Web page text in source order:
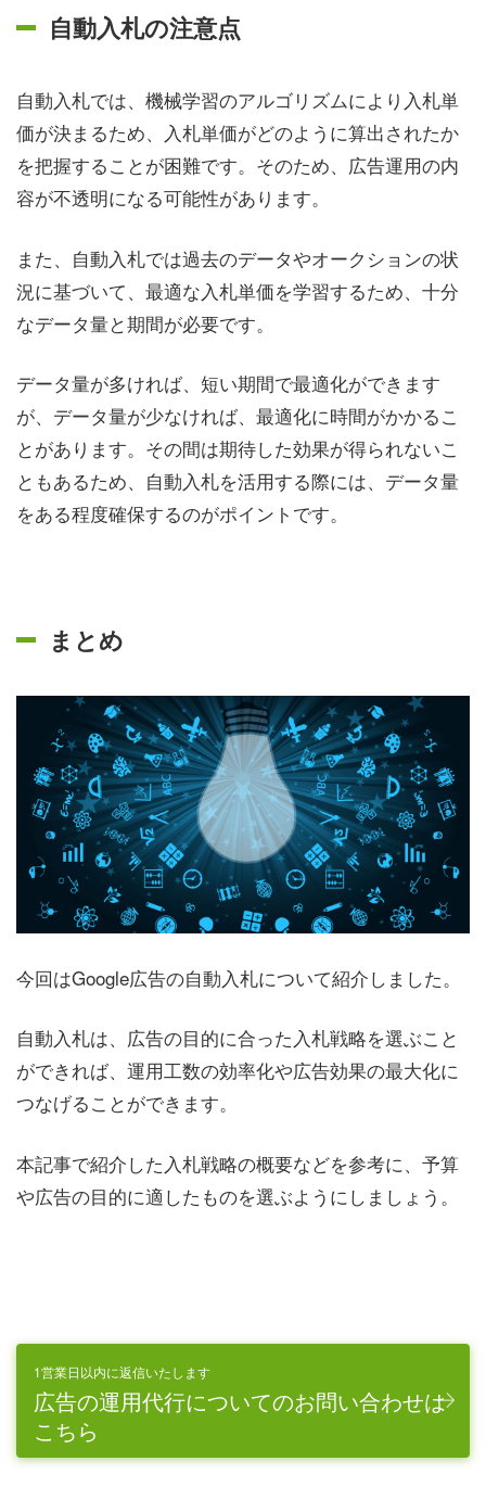
自動入札の注意点
自動入札では、機械学習のアルゴリズムにより入札単
価が決まるため、入札単価がどのように算出されたか
を把握することが困難です。そのため、広告運用の内
容が不透明になる可能性があります。
また、自動入札では過去のデータやオークションの状
況に基づいて、最適な入札単価を学習するため、十分
なデータ量と期間が必要です。
データ量が多ければ、短い期間で最適化ができます
が、データ量が少なければ、最適化に時間がかかるこ
とがあります。その間は期待した効果が得られないこ
ともあるため、自動入札を活用する際には、データ量
をある程度確保するのがポイントです。
まとめ
今回はGoogle広告の自動入札について紹介しました。
自動入札は、広告の目的に合った入札戦略を選ぶこと
ができれば、運用工数の効率化や広告効果の最大化に
つなげることができます。
本記事で紹介した入札戦略の概要などを参考に、予算
や広告の目的に適したものを選ぶようにしましょう。
1営業日以内に返信いたします
広告の運用代行についてのお問い合わせは
こちら